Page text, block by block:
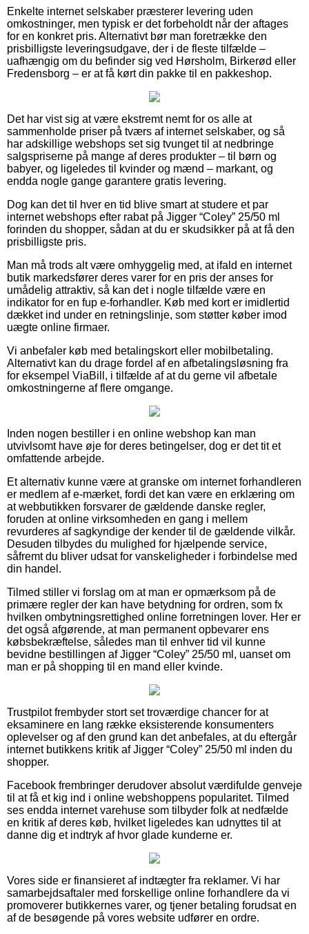
Enkelte internet selskaber præsterer levering uden
omkostninger, men typisk er det forbeholdt når der aftages
for en konkret pris. Alternativt bør man foretrække den
prisbilligste leveringsudgave, der i de fleste tilfælde –
uafhængig om du befinder sig ved Hørsholm, Birkerød eller
Fredensborg – er at få kørt din pakke til en pakkeshop.
Det har vist sig at være ekstremt nemt for os alle at
sammenholde priser på tværs af internet selskaber, og så
har adskillige webshops set sig tvunget til at nedbringe
salgspriserne på mange af deres produkter – til børn og
babyer, og ligeledes til kvinder og mænd – markant, og
endda nogle gange garantere gratis levering.
Dog kan det til hver en tid blive smart at studere et par
internet webshops efter rabat på Jigger “Coley” 25/50 ml
forinden du shopper, sådan at du er skudsikker på at få den
prisbilligste pris.
Man må trods alt være omhyggelig med, at ifald en internet
butik markedsfører deres varer for en pris der anses for
umådelig attraktiv, så kan det i nogle tilfælde være en
indikator for en fup e-forhandler. Køb med kort er imidlertid
dækket ind under en retningslinje, som støtter køber imod
uægte online firmaer.
Vi anbefaler køb med betalingskort eller mobilbetaling.
Alternativt kan du drage fordel af en afbetalingsløsning fra
for eksempel ViaBill, i tilfælde af at du gerne vil afbetale
omkostningerne af flere omgange.
Inden nogen bestiller i en online webshop kan man
utvivlsomt have øje for deres betingelser, dog er det tit et
omfattende arbejde.
Et alternativ kunne være at granske om internet forhandleren
er medlem af e-mærket, fordi det kan være en erklæring om
at webbutikken forsvarer de gældende danske regler,
foruden at online virksomheden en gang i mellem
revurderes af sagkyndige der kender til de gældende vilkår.
Desuden tilbydes du mulighed for hjælpende service,
såfremt du bliver udsat for vanskeligheder i forbindelse med
din handel.
Tilmed stiller vi forslag om at man er opmærksom på de
primære regler der kan have betydning for ordren, som fx
hvilken ombytningsrettighed online forretningen lover. Her er
det også afgørende, at man permanent opbevarer ens
købsbekræftelse, således man til enhver tid vil kunne
bevidne bestillingen af Jigger “Coley” 25/50 ml, uanset om
man er på shopping til en mand eller kvinde.
Trustpilot frembyder stort set troværdige chancer for at
eksaminere en lang række eksisterende konsumenters
oplevelser og af den grund kan det anbefales, at du eftergår
internet butikkens kritik af Jigger “Coley” 25/50 ml inden du
shopper.
Facebook frembringer derudover absolut værdifulde genveje
til at få et kig ind i online webshoppens popularitet. Tilmed
ses endda internet varehuse som tilbyder folk at nedfælde
en kritik af deres køb, hvilket ligeledes kan udnyttes til at
danne dig et indtryk af hvor glade kunderne er.
Vores side er finansieret af indtægter fra reklamer. Vi har
samarbejdsaftaler med forskellige online forhandlere da vi
promoverer butikkernes varer, og tjener betaling forudsat en
af de besøgende på vores website udfører en ordre.